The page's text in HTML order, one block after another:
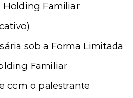
Holding Familiar
sob a Forma Limitada
Familiar
com o palestrante